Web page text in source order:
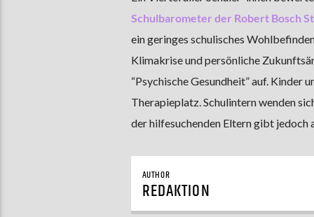
Schulbarometer der Robert Bosch
ein geringes schulisches
Klimakrise und persönliche
“Psychische Gesundheit” auf. Kinder
Therapieplatz. Schulintern wenden
der hilfesuchenden Eltern gibt jedoch
AUTHOR
REDAKTION